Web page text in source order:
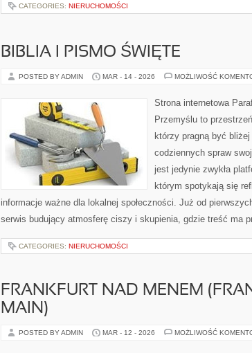
CATEGORIES: NIERUCHOMOŚCI
BIBLIA I PISMO ŚWIĘTE
POSTED BY ADMIN MAR - 14 - 2026 MOŻLIWOŚĆ
Strona internetowa
Przemyślu to
którzy pragną być
codziennych spraw
jest jedynie zwykła
którym spotykają się
informacje ważne dla lokalnej społeczności. Już od
serwis budujący atmosferę ciszy i skupienia, gdzie treść ma
CATEGORIES: NIERUCHOMOŚCI
FRANKFURT NAD MENEM
MAIN)
POSTED BY ADMIN MAR - 12 - 2026 MOŻLIWOŚĆ